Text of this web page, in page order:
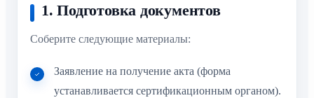
1. Подготовка документов
Соберите следующие материалы:
Заявление на получение акта (форма
устанавливается сертификационным органом).